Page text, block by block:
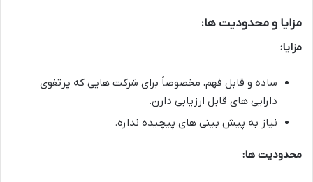
مزایا و محدودیت ها:
مزایا:
ساده و قابل فهم، مخصوصاً برای شرکت هایی که پرتفوی
دارایی های قابل ارزیابی دارن.
نیاز به پیش بینی های پیچیده نداره.
محدودیت ها: